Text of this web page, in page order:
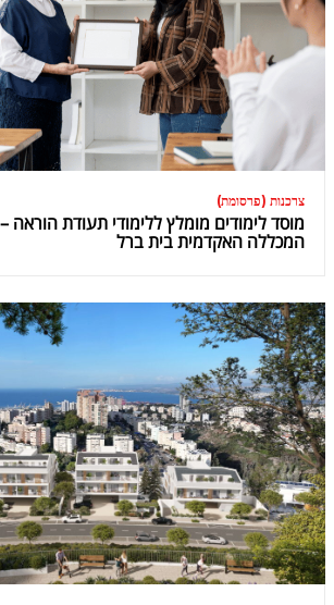
צרכנות (פרסומת)
מוסד לימודים מומלץ ללימודי תעודת הוראה
המכללה האקדמית בית ברל